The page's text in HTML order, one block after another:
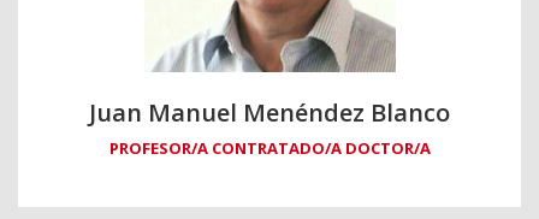
Juan Manuel Menéndez Blanco
PROFESOR/A CONTRATADO/A DOCTOR/A